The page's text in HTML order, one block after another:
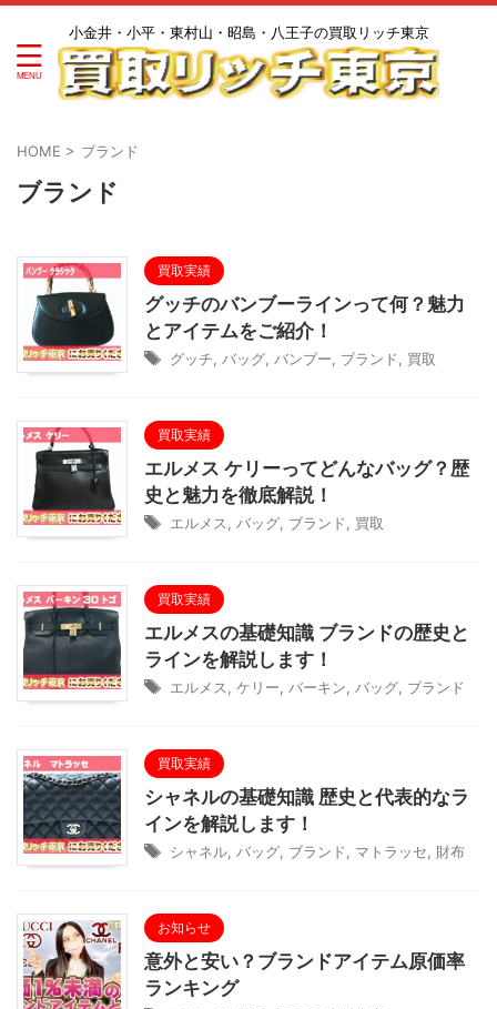
小金井・小平・東村山・昭島・八王子の買取リッチ東京
HOME > ブランド
ブランド
買取実績
グッチのバンブーラインって何？魅力
とアイテムをご紹介！
グッチ バッグ バンブー ブランド 買取
買取実績
エルメス ケリーってどんなバッグ？歴
史と魅力を徹底解説！
エルメス バッグ ブランド 買取
買取実績
エルメスの基礎知識 ブランドの歴史と
ラインを解説します！
エルメス ケリー バーキン バッグ ブランド
買取実績
シャネルの基礎知識 歴史と代表的なラ
インを解説します！
シャネル バッグ ブランド マトラッセ 財布
お知らせ
意外と安い？ブランドアイテム原価率
ランキング